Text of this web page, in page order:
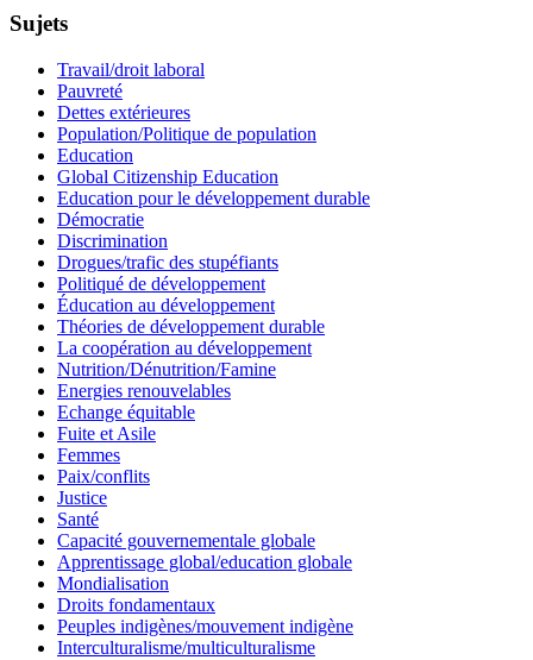
Sujets
Travail/droit laboral
Pauvreté
Dettes extérieures
Population/Politique de population
Education
Global Citizenship Education
Education pour le développement durable
Démocratie
Discrimination
Drogues/trafic des stupéfiants
Politiqué de développement
Éducation au développement
Théories de développement durable
La coopération au développement
Nutrition/Dénutrition/Famine
Energies renouvelables
Echange équitable
Fuite et Asile
Femmes
Paix/conflits
Justice
Santé
Capacité gouvernementale globale
Apprentissage global/education globale
Mondialisation
Droits fondamentaux
Peuples indigènes/mouvement indigène
Interculturalisme/multiculturalisme